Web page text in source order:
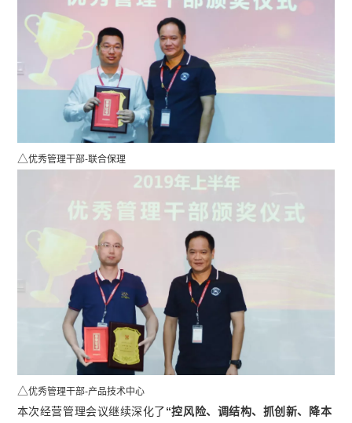
△优秀管理干部-联合保理
△优秀管理干部-产品技术中心
本次经营管理会议继续深化了“控风险、调结构、抓创新、降本